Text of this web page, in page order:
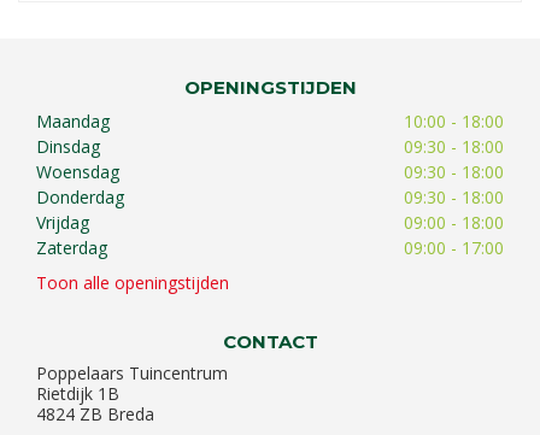
OPENINGSTIJDEN
Maandag
10:00 - 18:00
Dinsdag
09:30 - 18:00
Woensdag
09:30 - 18:00
Donderdag
09:30 - 18:00
Vrijdag
09:00 - 18:00
Zaterdag
09:00 - 17:00
Toon alle openingstijden
CONTACT
Poppelaars Tuincentrum
Rietdijk 1B
4824 ZB Breda